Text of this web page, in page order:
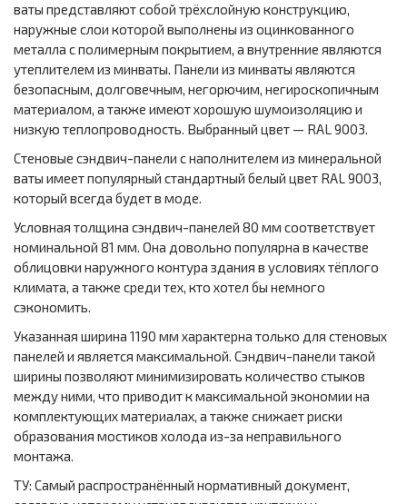
ваты представляют собой трёхслойную конструкцию,
наружные слои которой выполнены из оцинкованного
металла с полимерным покрытием, а внутренние являются
утеплителем из минваты. Панели из минваты являются
безопасным, долговечным, негорючим, негироскопичным
материалом, а также имеют хорошую шумоизоляцию и
низкую теплопроводность. Выбранный цвет — RAL 9003.
Стеновые сэндвич-панели с наполнителем из минеральной
ваты имеет популярный стандартный белый цвет RAL 9003,
который всегда будет в моде.
Условная толщина сэндвич-панелей 80 мм соответствует
номинальной 81 мм. Она довольно популярна в качестве
облицовки наружного контура здания в условиях тёплого
климата, а также среди тех, кто хотел бы немного
сэкономить.
Указанная ширина 1190 мм характерна только для стеновых
панелей и является максимальной. Сэндвич-панели такой
ширины позволяют минимизировать количество стыков
между ними, что приводит к максимальной экономии на
комплектующих материалах, а также снижает риски
образования мостиков холода из-за неправильного
монтажа.
ТУ: Самый распространённый нормативный документ,